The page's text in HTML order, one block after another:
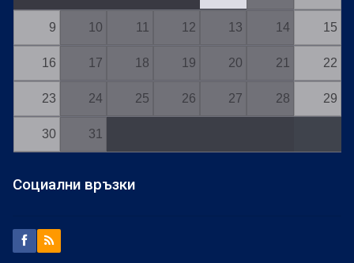
9 10 11 12 13 14 15
16 17 18 19 20 21 22
23 24 25 26 27 28 29
30 31
Социални връзки